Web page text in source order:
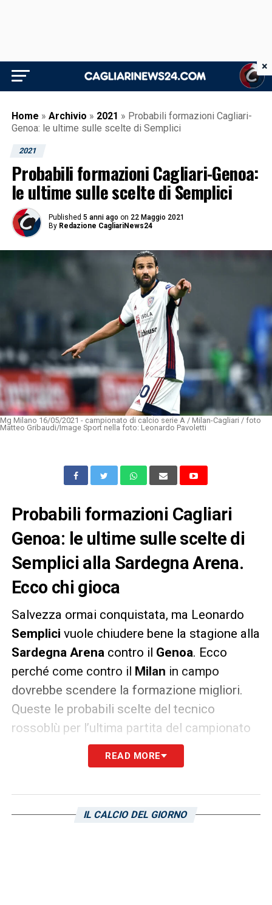
Home » Archivio » 2021 » Probabili formazioni Cagliari-
Genoa: le ultime sulle scelte di Semplici
2021
Probabili formazioni Cagliari-Genoa:
le ultime sulle scelte di Semplici
Published 5 anni ago on 22 Maggio 2021
By Redazione CagliariNews24
Mg Milano 16/05/2021 - campionato di calcio serie A / Milan-Cagliari / foto
Matteo Gribaudi/Image Sport nella foto: Leonardo Pavoletti
Probabili formazioni Cagliari
Genoa: le ultime sulle scelte di
Semplici alla Sardegna Arena.
Ecco chi gioca
Salvezza ormai conquistata, ma Leonardo
Semplici vuole chiudere bene la stagione alla
Sardegna Arenacontro il Genoa. Ecco
perché come contro il Milan in campo
dovrebbe scendere la formazione migliori.
Queste le probabili scelte del tecnico
rossoblù per l’ultima partita del campionato
Carboni; Nandez, Marin, Deiola, Lykogiannis:
Nainggolan; Joao Pedro, Pavoletti
READ MORE
IL CALCIO DEL GIORNO
×